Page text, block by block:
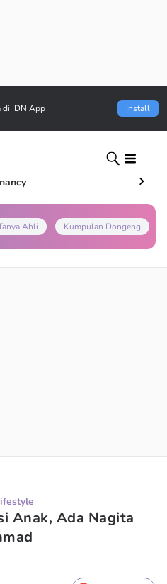
di IDN App Install
Ahli Kumpulan Dongeng
Anak, Ada Nagita